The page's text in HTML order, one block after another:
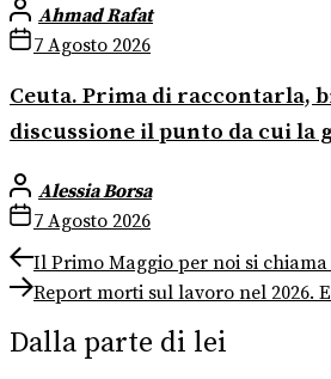
Ahmad Rafat
7 Agosto 2026
Ceuta. Prima di raccontarla,
discussione il punto da cui la
Alessia Borsa
7 Agosto 2026
Navigazione
articoli
Previous
post:
Il Primo Maggio per noi si
Next
post:
Report morti sul lavoro nel 2026.
Dalla parte di lei